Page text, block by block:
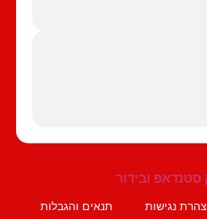
נגישות תנאים והגבלות